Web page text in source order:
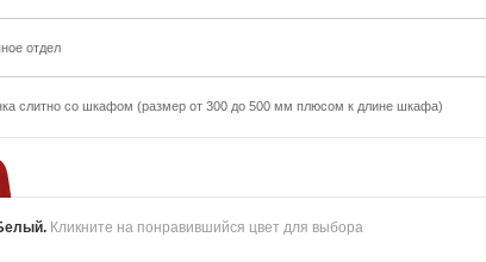
отдел
слитно со шкафом (размер от 300 до 500 мм плюсом к длине шкафа)
. Кликните на понравившийся цвет для выбора